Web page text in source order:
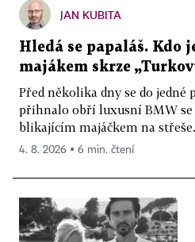
JAN KUBITA
Hledá se papaláš. Kdo
majákem skrze
Před několika dny se do jedné
přihnalo obří luxusní BMW se
blikajícím majáčkem na
4. 8. 2026 ▪ 6 min. čtení